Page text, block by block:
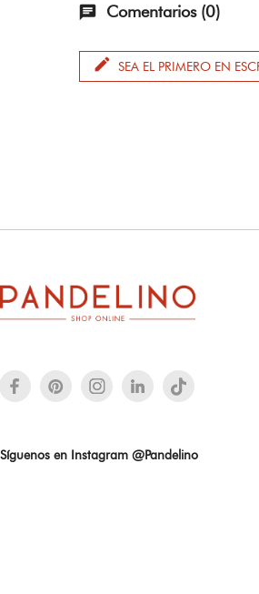
chat Comentarios (0)
edit SEA EL PRIMERO EN
Síguenos en Instagram @Pandelino